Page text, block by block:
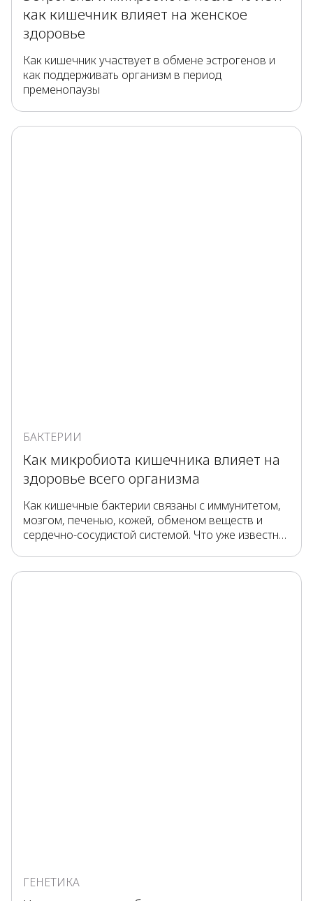
как кишечник влияет на женское
здоровье
Как кишечник участвует в обмене эстрогенов и
как поддерживать организм в период
пременопаузы
БАКТЕРИИ
Как микробиота кишечника влияет на
здоровье всего организма
Как кишечные бактерии связаны с иммунитетом,
мозгом, печенью, кожей, обменом веществ и
сердечно-сосудистой системой. Что уже известно
ГЕНЕТИКА